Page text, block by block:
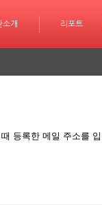
소개 리포트
포트 기사작성
등록한 메일 주소를